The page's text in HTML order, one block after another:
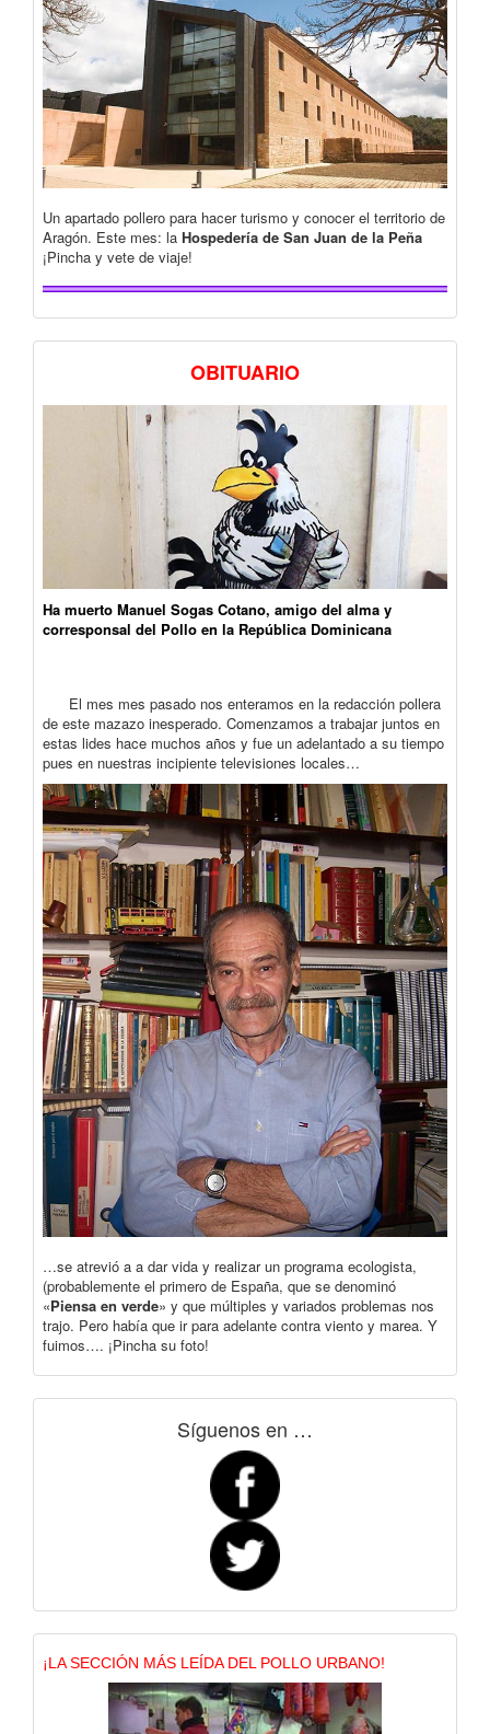
Un apartado pollero para hacer turismo y conocer el territorio de
Aragón. Este mes: la Hospedería de San Juan de la Peña
¡Pincha y vete de viaje!
OBITUARIO
Ha muerto Manuel Sogas Cotano, amigo del alma y
corresponsal del Pollo en la República Dominicana
El mes mes pasado nos enteramos en la redacción pollera
de este mazazo inesperado. Comenzamos a trabajar juntos en
estas lides hace muchos años y fue un adelantado a su tiempo
pues en nuestras incipiente televisiones locales…
…se atrevió a a dar vida y realizar un programa ecologista,
(probablemente el primero de España, que se denominó
«Piensa en verde» y que múltiples y variados problemas nos
trajo. Pero había que ir para adelante contra viento y marea. Y
fuimos…. ¡Pincha su foto!
Síguenos en …
¡LA SECCIÓN MÁS LEÍDA DEL POLLO URBANO!